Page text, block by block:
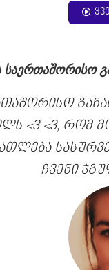
საერთაშორისო
<3 <3, რომ
ჩვენი